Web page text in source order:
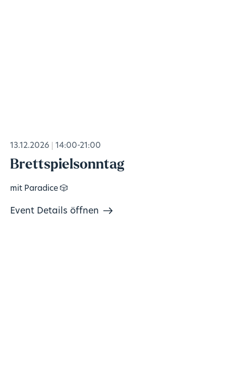
13.12.2026 14:00-21:00
Brettspielsonntag
mit Paradice 🎲
Event Details öffnen